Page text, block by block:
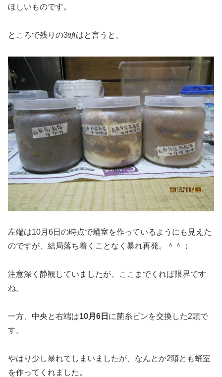
ほしいものです。
ところで残りの3頭はと言うと、
左端は10月6日の時点で蛹室を作っているようにも見えた
のですが、結局落ち着くことなく暴れ再発。＾＾；
注意深く静観していましたが、ここまでくれば限界です
ね。
一方、中央と右端は10月6日 に菌糸ビンを交換した2頭で
す。
やはり少し暴れてしまいましたが、なんとか2頭とも蛹室
を作ってくれました。